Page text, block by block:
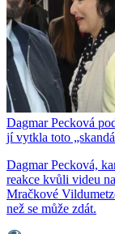
Dagmar Pecková
jí vytkla toto
Dagmar Pecková,
reakce kvůli videu
Mračkové
než se může zdát.